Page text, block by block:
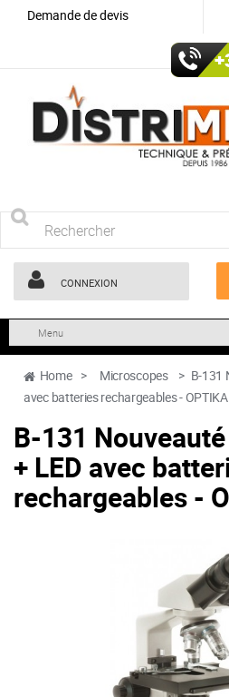
Demande de devis
CONNEXION
Menu
Home > Microscopes > B-131
avec batteries rechargeables - OPTIKA
B-131
+ LED avec
rechargeables -